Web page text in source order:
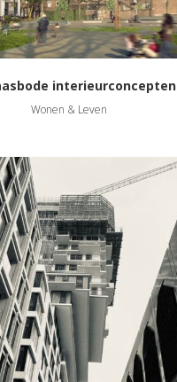
interieurconcepten
Wonen & Leven